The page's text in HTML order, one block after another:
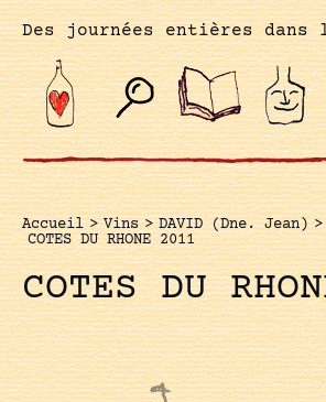
Des journées entières dans
Accueil > Vins > DAVID (Dne. Jean) >
COTES DU RHONE 2011
COTES DU